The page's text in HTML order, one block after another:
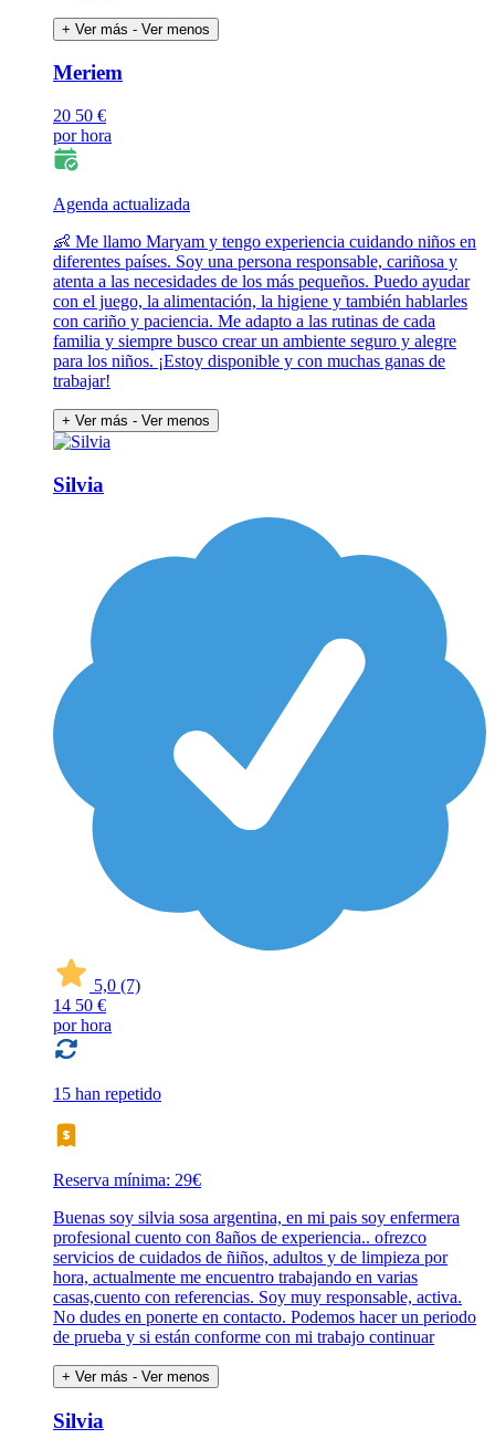
+ Ver más - Ver menos
Meriem
20 50 €
por hora
Agenda actualizada
👶 Me llamo Maryam y tengo experiencia cuidando niños en
diferentes países. Soy una persona responsable, cariñosa y
atenta a las necesidades de los más pequeños. Puedo ayudar
con el juego, la alimentación, la higiene y también hablarles
con cariño y paciencia. Me adapto a las rutinas de cada
familia y siempre busco crear un ambiente seguro y alegre
para los niños. ¡Estoy disponible y con muchas ganas de
trabajar!
+ Ver más - Ver menos
Silvia
5,0 (7)
14 50 €
por hora
15 han repetido
Reserva mínima: 29€
Buenas soy silvia sosa argentina, en mi pais soy enfermera
profesional cuento con 8años de experiencia.. ofrezco
servicios de cuidados de ñiños, adultos y de limpieza por
hora, actualmente me encuentro trabajando en varias
casas,cuento con referencias. Soy muy responsable, activa.
No dudes en ponerte en contacto. Podemos hacer un periodo
de prueba y si están conforme con mi trabajo continuar
+ Ver más - Ver menos
Silvia